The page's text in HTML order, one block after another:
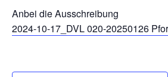
Anbei die Ausschreibung
2024-10-17_DVL 020-20250126